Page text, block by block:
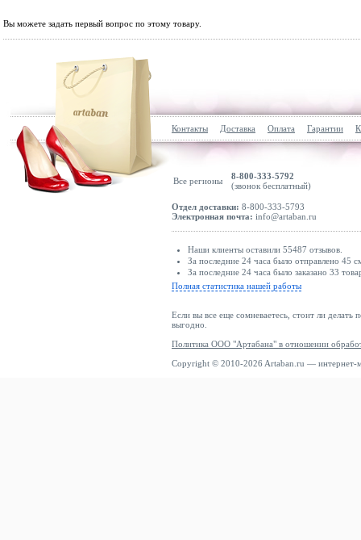
Вы можете задать первый вопрос по этому товару.
Контакты Доставка Оплата Гарантии
Все регионы
8-800-333-5792
(звонок бесплатный)
Отдел доставки: 8-800-333-5793
Электронная почта: info@artaban.ru
Наши клиенты оставили 55487 отзывов.
За последние 24 часа было отправлено 45
За последние 24 часа было заказано 33
Полная статистика нашей работы
Если вы все еще сомневаетесь, стоит ли делать
выгодно.
Политика ООО "Артабана" в отношении
Copyright © 2010-2026 Artaban.ru — интернет-